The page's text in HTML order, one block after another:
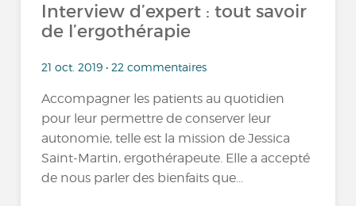
Interview d’expert : tout savoir
de l’ergothérapie
21 oct. 2019 • 22 commentaires
Accompagner les patients au quotidien
pour leur permettre de conserver leur
autonomie, telle est la mission de Jessica
Saint-Martin, ergothérapeute. Elle a accepté
de nous parler des bienfaits que...